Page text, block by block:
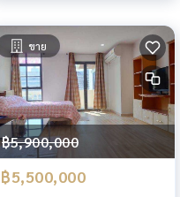
ขาย
฿5,900,000
฿5,500,000